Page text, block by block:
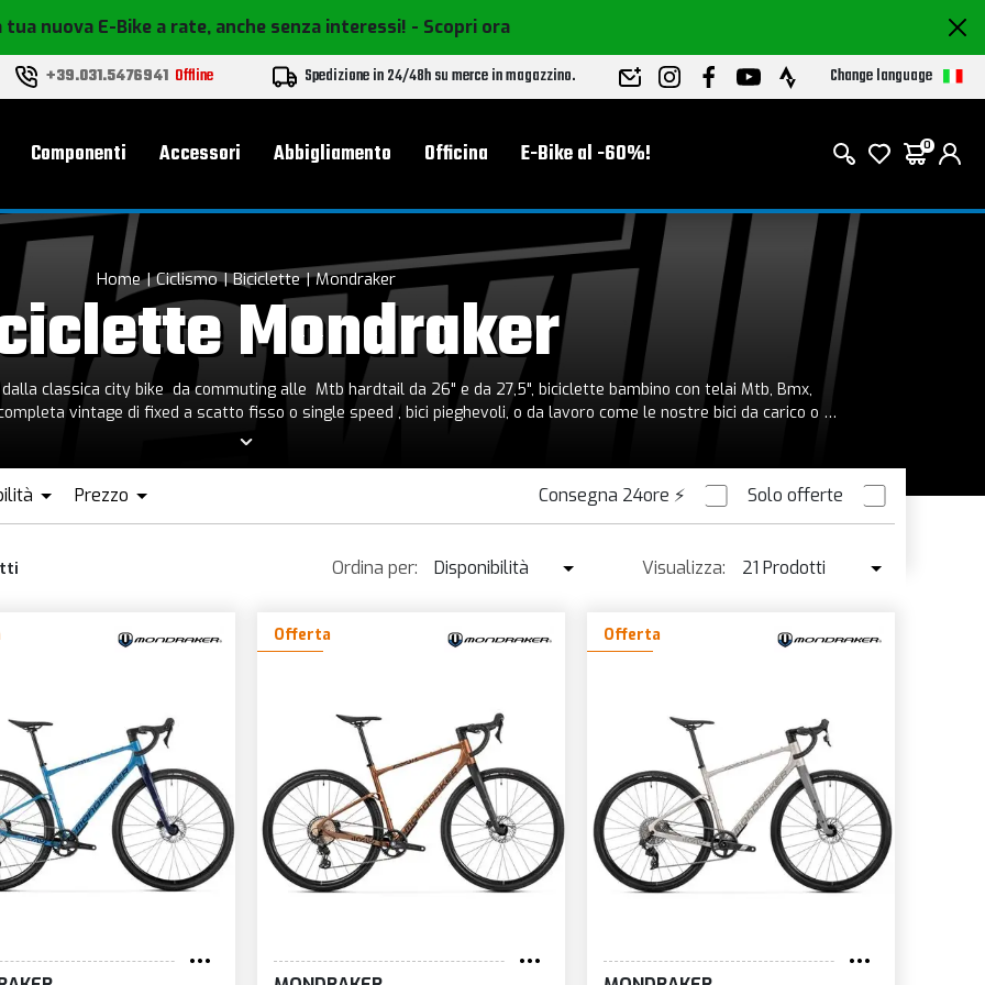
tua nuova E-Bike a rate, anche senza interessi! - Scopri ora
+39.031.5476941 Offline Spedizione in 24/48h su merce in magazzino. Change language
Componenti Accessori Abbigliamento Officina E-Bike al -60%! 0
Home Ciclismo Biciclette Mondraker
Mondraker
classica city bike da commuting alle Mtb hardtail da 26" e da 27,5", biciclette bambino con telai Mtb, Bmx,
vintage di fixed a scatto fisso o single speed , bici pieghevoli, o da lavoro come le nostre bici da carico o a
tre ruote special. Inoltre visita la sezione tandem ed E-bike con le biciclette elettriche.
Consegna 24ore ⚡ Solo offerte
Prezzo
Ordina per:
Disponibilità
Prezzo ↓
Nome
Novità
Visualizza:
21 Prodotti
Offerta Offerta